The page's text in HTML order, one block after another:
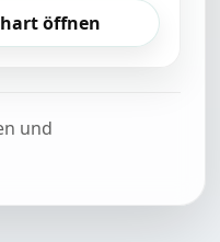
öffnen
und